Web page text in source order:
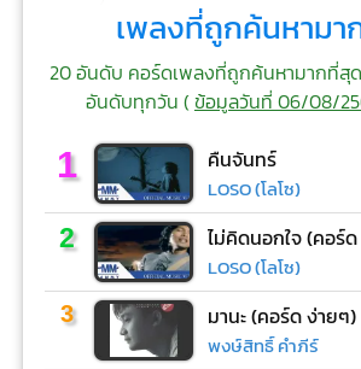
เพลงที่ถูกค้นหามา
20 อันดับ คอร์ดเพลงที่ถูกค้นหามากที่สุ
อันดับทุกวัน (ข้อมูลวันที่ 06/08/
1 คืนจันทร์
LOSO (โลโซ)
2 ไม่คิดนอกใจ (คอร์
LOSO (โลโซ)
3 มานะ (คอร์ด ง่ายๆ)
พงษ์สิทธิ์ คำภีร์